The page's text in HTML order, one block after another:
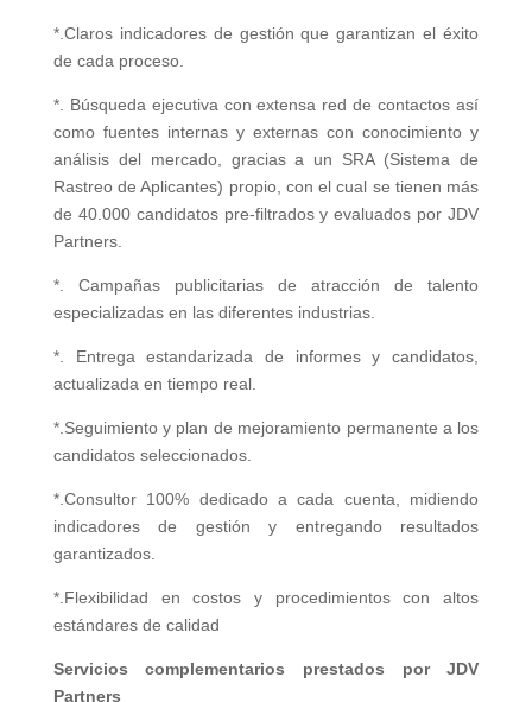
*.Claros indicadores de gestión que garantizan el éxito
de cada proceso.
*. Búsqueda ejecutiva con extensa red de contactos así
como fuentes internas y externas con conocimiento y
análisis del mercado, gracias a un SRA (Sistema de
Rastreo de Aplicantes) propio, con el cual se tienen más
de 40.000 candidatos pre-filtrados y evaluados por JDV
Partners.
*. Campañas publicitarias de atracción de talento
especializadas en las diferentes industrias.
*. Entrega estandarizada de informes y candidatos,
actualizada en tiempo real.
*.Seguimiento y plan de mejoramiento permanente a los
candidatos seleccionados.
*.Consultor 100% dedicado a cada cuenta, midiendo
indicadores de gestión y entregando resultados
garantizados.
*.Flexibilidad en costos y procedimientos con altos
estándares de calidad
Servicios complementarios prestados por JDV
Partners